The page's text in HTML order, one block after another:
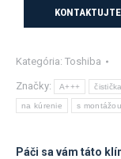
DAISEIKAI
10
2,5kW
s
montážou
Kategória: Toshiba
Značky: A+++
na kúrenie s montážou
Páči sa vám táto